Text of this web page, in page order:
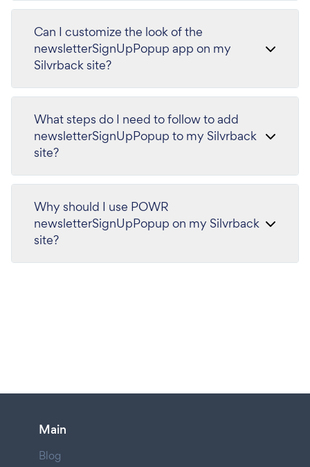
Can I customize the look of the
newsletterSignUpPopup app on my
Silvrback site?
What steps do I need to follow to add
newsletterSignUpPopup to my Silvrback
site?
Why should I use POWR
newsletterSignUpPopup on my Silvrback
site?
Main
Blog